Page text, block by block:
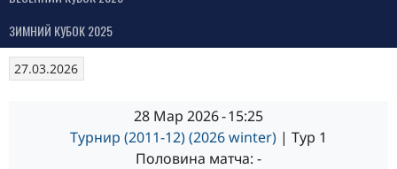
ЗИМНИЙ КУБОК 2025
27.03.2026
28 Мар 2026-15:25
Турнир (2011-12) (2026 winter) | Тур 1
Половина матча: -